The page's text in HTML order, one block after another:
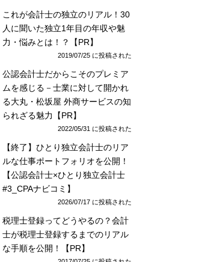
これが会計士の独立のリアル！30
人に聞いた独立1年目の年収や魅
力・悩みとは！？【PR】
2019/07/25 に投稿された
公認会計士だからこそのプレミア
ムを感じる－士業に対して開かれ
る大丸・松坂屋 外商サービスの知
られざる魅力【PR】
2022/05/31 に投稿された
【終了】ひとり独立会計士のリア
ルな仕事ポートフォリオを公開！
【公認会計士×ひとり独立会計士
#3_CPAナビコミ】
2026/07/17 に投稿された
税理士登録ってどうやるの？会計
士が税理士登録するまでのリアル
な手順を公開！【PR】